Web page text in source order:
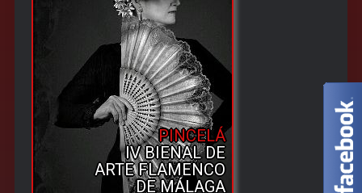
PINCELÁ
IV BIENAL DE
ARTE FLAMENCO
DE MÁLAGA